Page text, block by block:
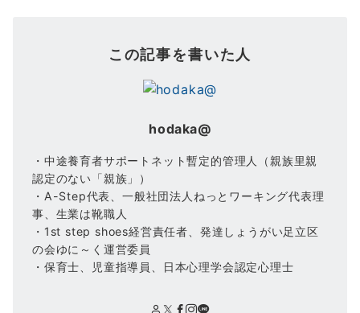
この記事を書いた人
hodaka@
・中途養育者サポートネット暫定的管理人（親族里親
認定のない「親族」）
・A-Step代表、一般社団法人ねっとワーキング代表理
事、生業は靴職人
・1st step shoes経営責任者、発達しょうがい足立区
の会ゆに～く運営委員
・保育士、児童指導員、日本心理学会認定心理士